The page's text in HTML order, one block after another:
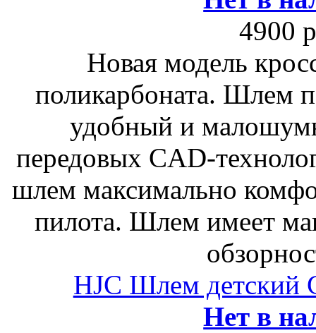
4900
Новая модель
поликарбоната. Шлем
удобный и
передовых CAD-
шлем максимально
пилота. Шлем имеет
HJC Шлем детский
Нет в